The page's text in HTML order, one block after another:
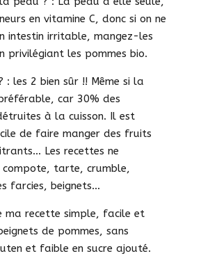
en vitamine C, donc si on ne
intestin irritable, mangez-les
privilégiant les pommes bio.
: les 2 bien sûr !! Même si la
car 30% des
à la cuisson. Il est
de faire manger des fruits
Les recettes ne
compote, tarte, crumble,
farcies, beignets…
ma recette simple, facile et
de pommes, sans
et faible en sucre ajouté.